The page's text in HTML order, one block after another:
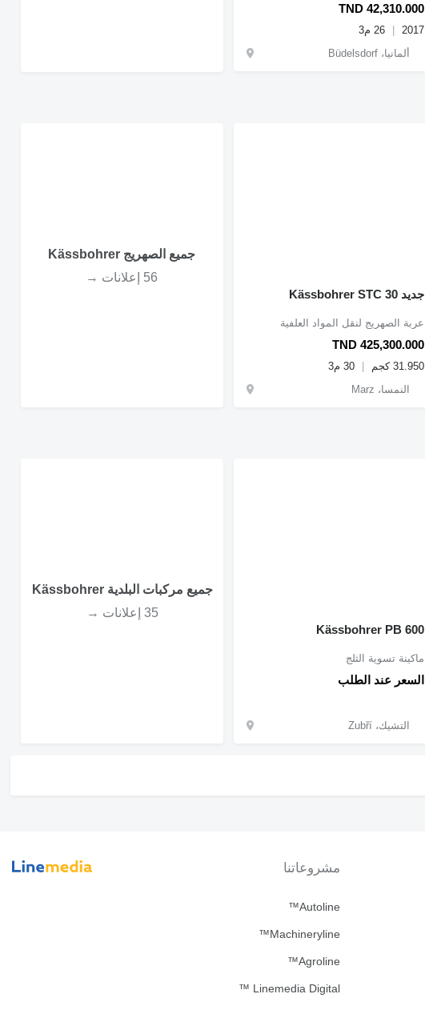
TND 42,310.000
2017
26 م3
ألمانيا، Büdelsdorf
جديد Kässbohrer STC 30
TND 425,300.000
عربة الصهريج لنقل المواد العلفية
31.950 كجم
30 م3
النمسا، Marz
جميع الصهريج Kässbohrer
56 إعلانات →
Kässbohrer PB 600
السعر عند الطلب
ماكينة تسوية الثلج
التشيك، Zubří
جميع مركبات البلدية Kässbohrer
35 إعلانات →
مشروعاتنا
Autoline™
Machineryline™
Agroline™
Linemedia Digital ™